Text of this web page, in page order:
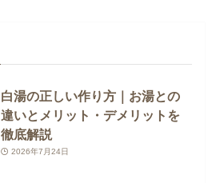
白湯の正しい作り方｜お湯との
違いとメリット・デメリットを
徹底解説
2026年7月24日